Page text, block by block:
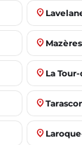
place
place Mazères
place La
place
place